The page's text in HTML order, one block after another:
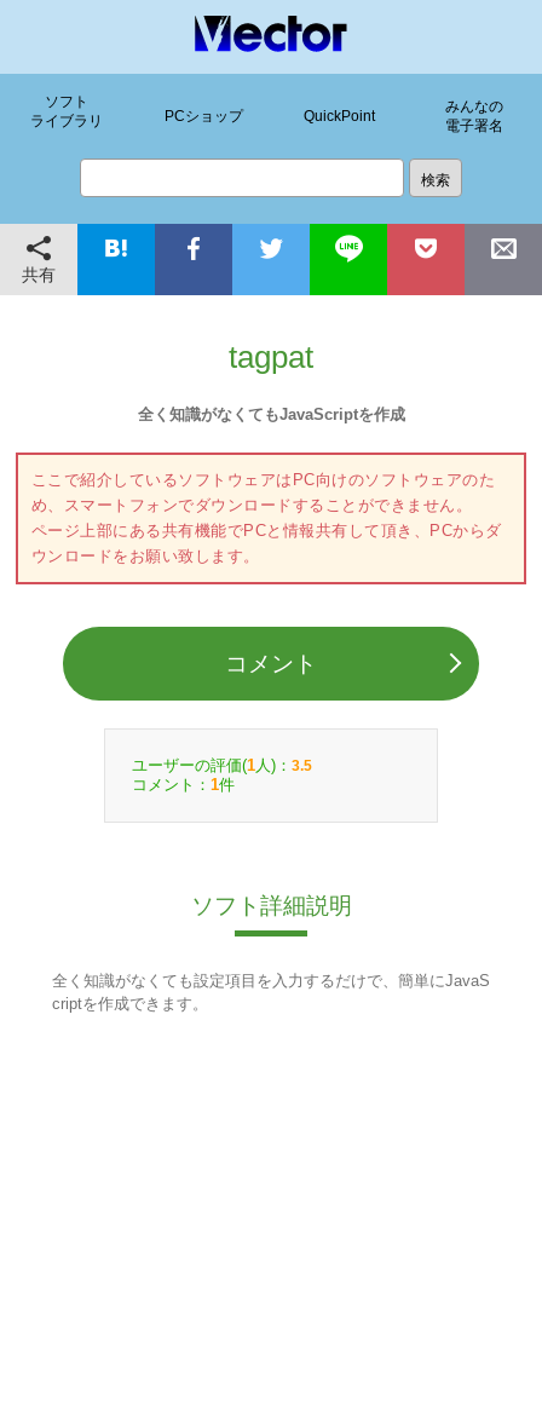
ソフト
ライブラリ
PCショップ QuickPoint
みんなの
電子署名
共有
tagpat
全く知識がなくてもJavaScriptを作成
ここで紹介しているソフトウェアはPC向けのソフトウェアのた
め、スマートフォンでダウンロードすることができません。
ページ上部にある共有機能でPCと情報共有して頂き、PCからダ
ウンロードをお願い致します。
コメント
ユーザーの評価(1 人)： 3.5
コメント： 1件
ソフト詳細説明
全く知識がなくても設定項目を入力するだけで、簡単にJavaS
criptを作成できます。